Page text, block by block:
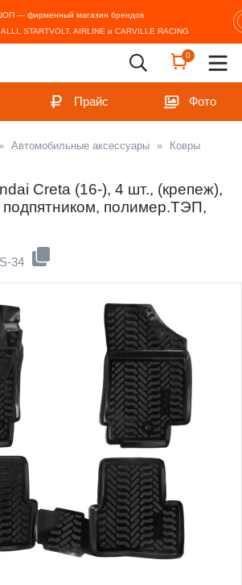
— фирменный магазин брендов
STARTVOLT, AIRLINE и CARVILLE RACING
0
Прайс Фото
Автомобильные аксессуары »
Ковры
Creta (16-), 4 шт., (крепеж),
подпятником, полимер.ТЭП,
34